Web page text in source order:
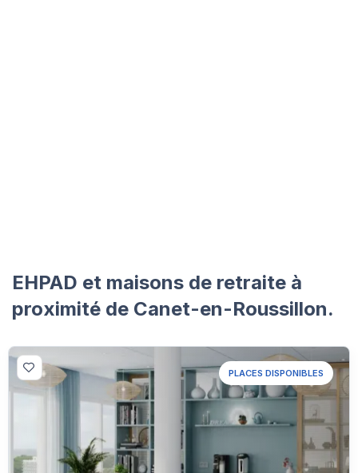
EHPAD et maisons de retraite à
proximité de Canet-en-Roussillon.
PLACES DISPONIBLES